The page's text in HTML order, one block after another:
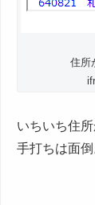
住所
いちいち住
手打ちは面倒